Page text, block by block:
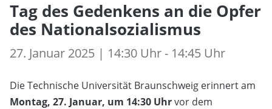
Tag des Gedenkens an die Opfer
des Nationalsozialismus
27. Januar 2025 | 14:30 Uhr - 14:45 Uhr
Die Technische Universität Braunschweig erinnert am
Montag, 27. Januar, um 14:30 Uhrvor dem